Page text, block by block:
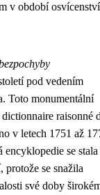
v období
pod vedením
Toto monumentální
raisonné
v letech 1751 až
encyklopedie se stala
se snažila
své doby